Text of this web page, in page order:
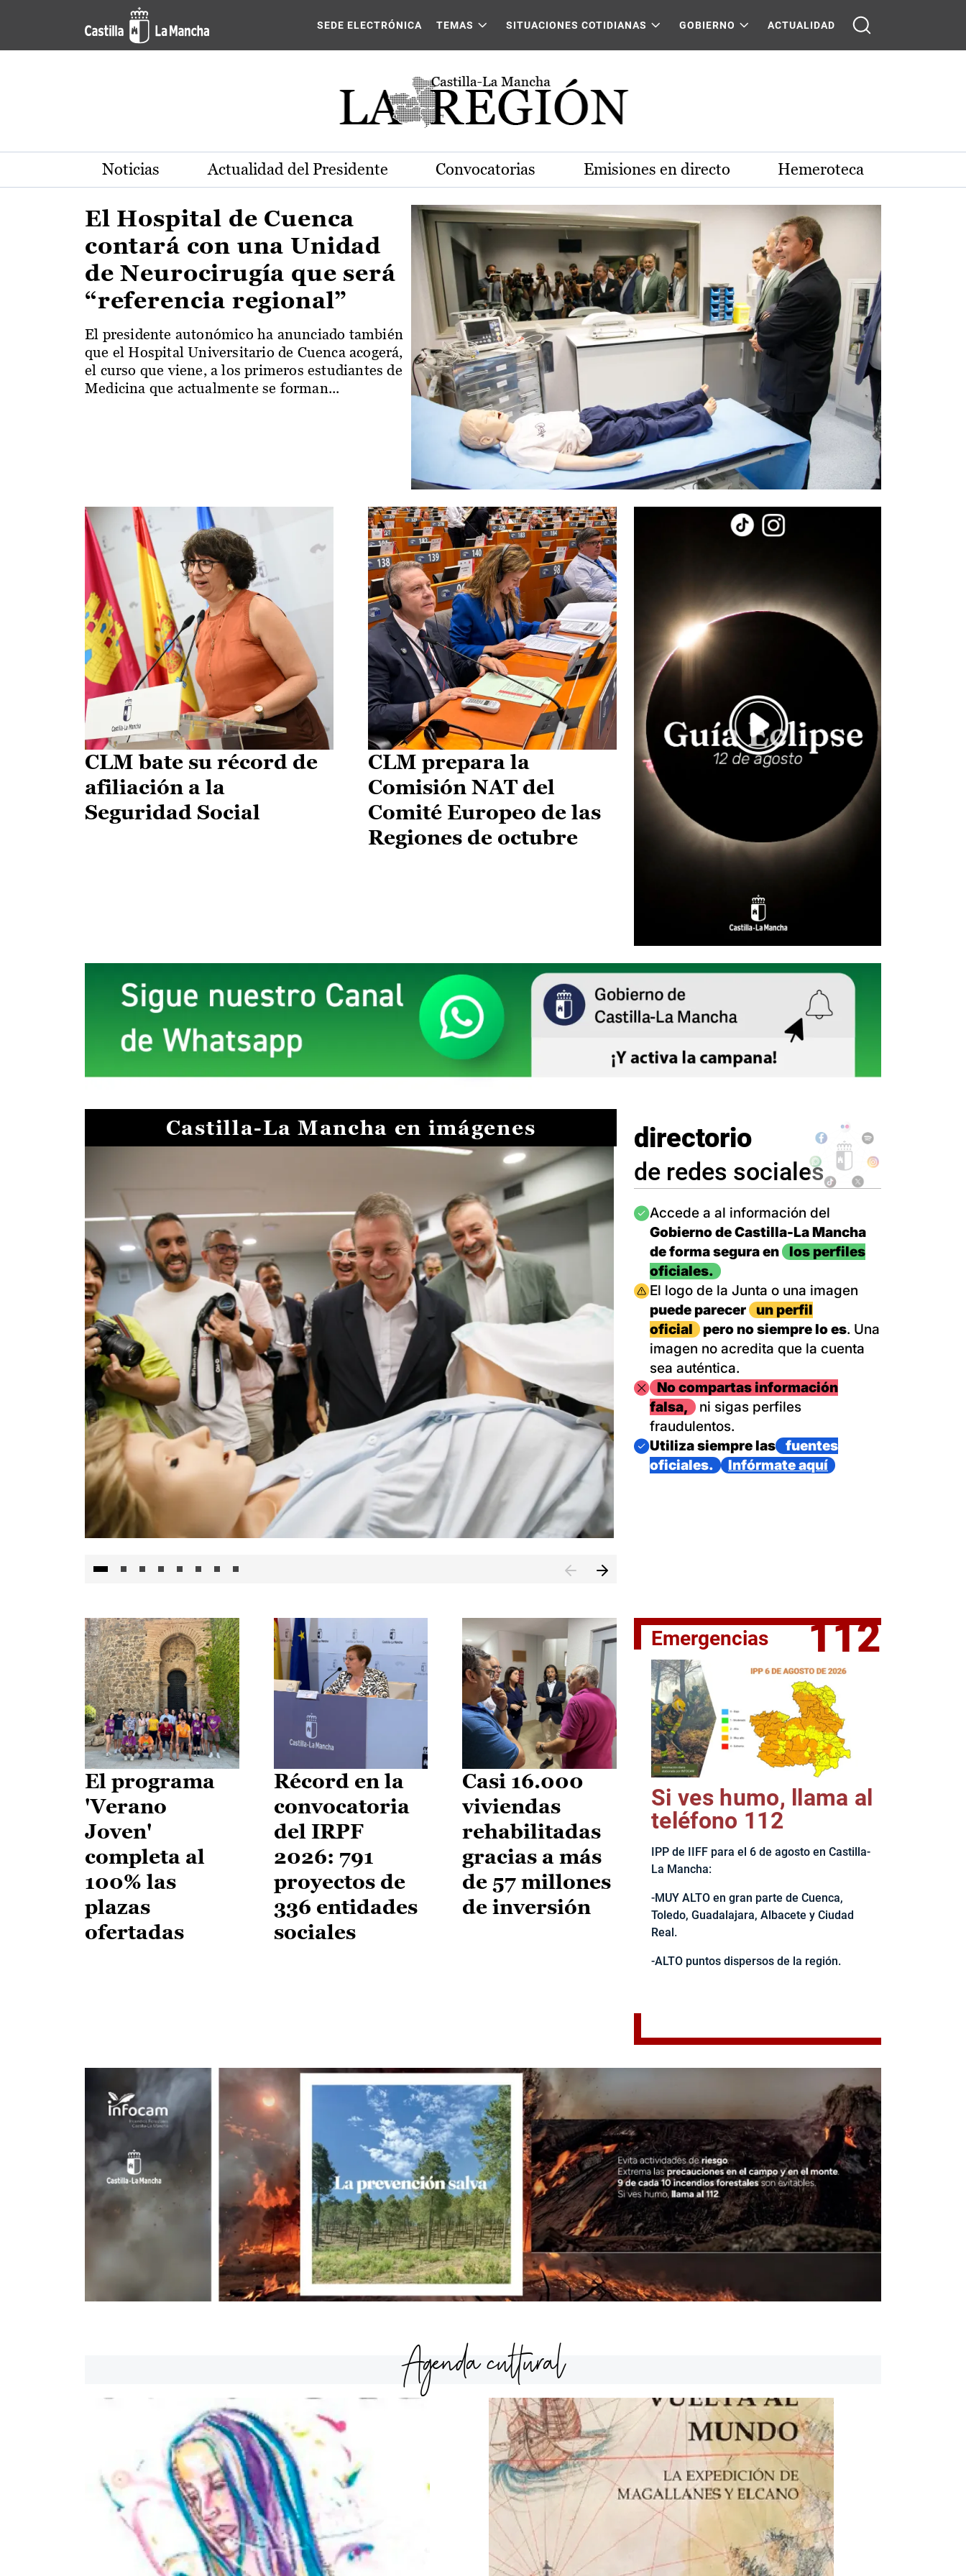
Pasar al contenido principal
Actualidad de la región de Castilla-La Mancha
SEDE ELECTRÓNICA TEMAS SITUACIONES COTIDIANAS GOBIERNO ACTUALIDAD
Noticias Actualidad del Presidente Convocatorias Emisiones en directo Hemeroteca
El Hospital de Cuenca
contará con una Unidad
de Neurocirugía que será
“referencia regional”
El presidente autonómico ha anunciado también
que el Hospital Universitario de Cuenca acogerá,
el curso que viene, a los primeros estudiantes de
Medicina que actualmente se forman...
CLM bate su récord de
afiliación a la
Seguridad Social
CLM prepara la
Comisión NAT del
Comité Europeo de las
Regiones de octubre
Castilla-La Mancha en imágenes
El jefe del Ejecutivo castellanomanchego, Emiliano García-
directorio
de redes sociales
Imagen
Accede a al información del
Gobierno de Castilla-La Mancha
de forma segura en
los perfiles
oficiales.
Imagen
El logo de la Junta o una imagen
puede parecer
un perfil
oficial
pero no siempre lo es. Una
imagen no acredita que la cuenta
sea auténtica.
ImagenNo compartas información
falsa,
ni sigas perfiles
fraudulentos.
Imagen
Utiliza siempre las
fuentes
oficiales.
Infórmate aquí
El programa
'Verano
Joven'
completa al
100% las
plazas
ofertadas
Récord en la
convocatoria
del IRPF
2026: 791
proyectos de
336 entidades
sociales
Casi 16.000
viviendas
rehabilitadas
gracias a más
de 57 millones
de inversión
Emergencias 112
Si ves humo, llama al
teléfono 112
IPP de IIFF para el 6 de agosto en Castilla-
La Mancha:
-MUY ALTO en gran parte de Cuenca,
Toledo, Guadalajara, Albacete y Ciudad
Real.
-ALTO puntos dispersos de la región.
Agenda cultural